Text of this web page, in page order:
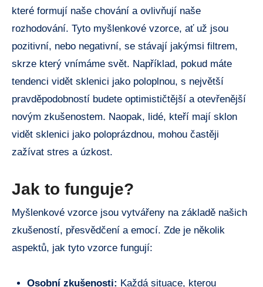
které formují naše chování a ovlivňují naše
rozhodování. Tyto myšlenkové vzorce, ať už jsou
pozitivní, nebo negativní, se stávají jakýmsi filtrem,
skrze který vnímáme svět. Například, pokud máte
tendenci vidět sklenici jako poloplnou, s největší
pravděpodobností budete optimističtější a otevřenější
novým zkušenostem. Naopak, lidé, kteří mají sklon
vidět sklenici jako poloprázdnou, mohou častěji
zažívat stres a úzkost.
Jak to funguje?
Myšlenkové vzorce jsou vytvářeny na základě našich
zkušeností, přesvědčení a emocí. Zde je několik
aspektů, jak tyto vzorce fungují:
Osobní zkušenosti: Každá situace, kterou